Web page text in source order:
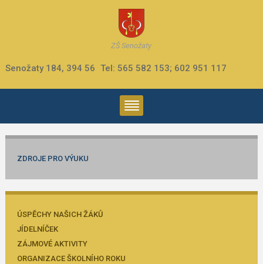
ZŠ Senožaty
Senožaty 184, 394 56 Tel: 565 582 153; 602 951 117
ZDROJE PRO VÝUKU
ÚSPĚCHY NAŠICH ŽÁKŮ
JÍDELNÍČEK
ZÁJMOVÉ AKTIVITY
ORGANIZACE ŠKOLNÍHO ROKU